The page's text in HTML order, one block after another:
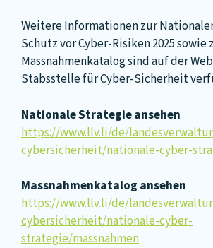
Weitere Informationen zur
Schutz vor Cyber-Risiken 2025 sowie
Massnahmenkatalog sind auf der
Stabsstelle für Cyber-Sicherheit
Nationale Strategie ansehen
https://www.llv.li/de/
cybersicherheit/nationale-cyber-
Massnahmenkatalog ansehen
https://www.llv.li/de/
cybersicherheit/nationale-cyber-
strategie/massnahmen